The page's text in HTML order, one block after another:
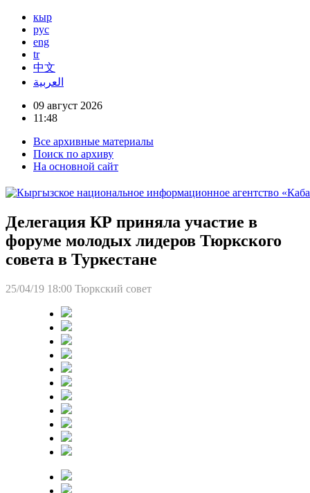
кыр
рус
eng
tr
中文
العربية
09 август 2026
11:48
Все архивные материалы
Поиск по архиву
На основной сайт
Делегация КР приняла участие в
форуме молодых лидеров Тюркского
совета в Туркестане
25/04/19 18:00 Тюркский совет